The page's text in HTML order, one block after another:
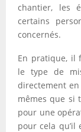
chantier, les
certains
concernés.
En pratique, il
le type de
directement en
mêmes que si
pour une
pour cela qu’il